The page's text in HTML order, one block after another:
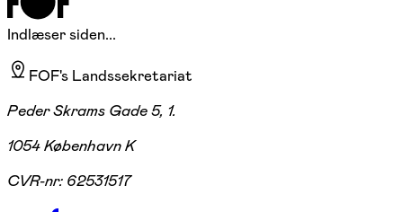
Indlæser siden...
FOF's Landssekretariat
Peder Skrams Gade 5, 1.
1054 København K
CVR-nr: 62531517